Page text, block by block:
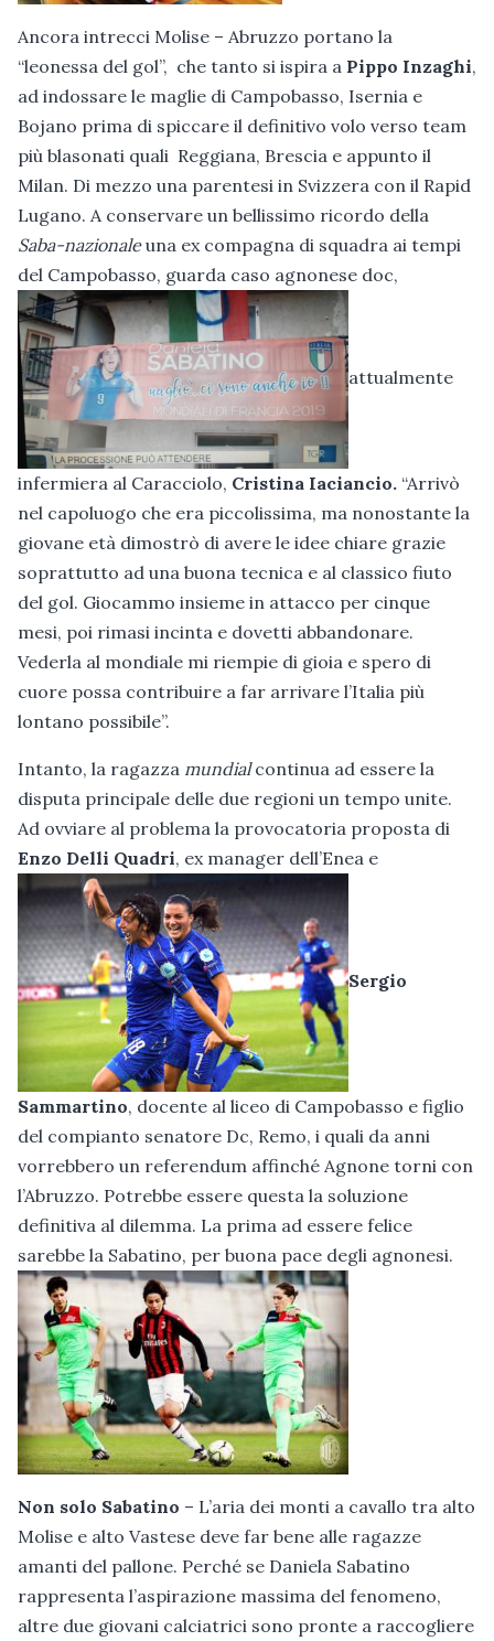
Ancora intrecci Molise – Abruzzo portano la
“leonessa del gol”, che tanto si ispira a Pippo Inzaghi,
ad indossare le maglie di Campobasso, Isernia e
Bojano prima di spiccare il definitivo volo verso team
più blasonati quali Reggiana, Brescia e appunto il
Milan. Di mezzo una parentesi in Svizzera con il Rapid
Lugano. A conservare un bellissimo ricordo della
Saba-nazionaleuna ex compagna di squadra ai tempi
del Campobasso, guarda caso agnonese doc,
attualmente
infermiera al Caracciolo, Cristina Iaciancio. “Arrivò
nel capoluogo che era piccolissima, ma nonostante la
giovane età dimostrò di avere le idee chiare grazie
soprattutto ad una buona tecnica e al classico fiuto
del gol. Giocammo insieme in attacco per cinque
mesi, poi rimasi incinta e dovetti abbandonare.
Vederla al mondiale mi riempie di gioia e spero di
cuore possa contribuire a far arrivare l’Italia più
lontano possibile”.
Intanto, la ragazza mundialcontinua ad essere la
disputa principale delle due regioni un tempo unite.
Ad ovviare al problema la provocatoria proposta di
Enzo Delli Quadri, ex manager dell’Enea e
Sergio
Sammartino, docente al liceo di Campobasso e figlio
del compianto senatore Dc, Remo, i quali da anni
vorrebbero un referendum affinché Agnone torni con
l’Abruzzo. Potrebbe essere questa la soluzione
definitiva al dilemma. La prima ad essere felice
sarebbe la Sabatino, per buona pace degli agnonesi.
Non solo Sabatino – L’aria dei monti a cavallo tra alto
Molise e alto Vastese deve far bene alle ragazze
amanti del pallone. Perché se Daniela Sabatino
rappresenta l’aspirazione massima del fenomeno,
altre due giovani calciatrici sono pronte a raccogliere